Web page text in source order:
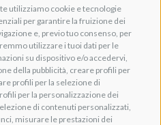
utilizziamo cookie e tecnologie
per garantire la fruizione dei
e, previo tuo consenso, per
utilizzare i tuoi dati per le
su dispositivo e/o accedervi,
della pubblicità, creare profili per
profili per la selezione di
per la personalizzazione dei
di contenuti personalizzati,
misurare le prestazioni dei